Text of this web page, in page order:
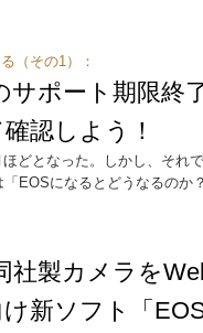
（その1）：
サポート期限終
認しよう！
どとなった。しかし、それ
EOSになるとどうなるのか
社製カメラを
新ソフト「